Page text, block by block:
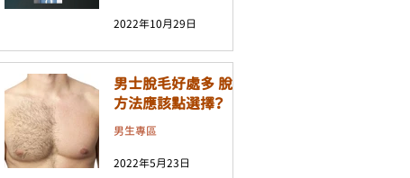
2022年10月29日
男士脫毛好處多 脫毛
方法應該點選擇？
男生專區
2022年5月23日